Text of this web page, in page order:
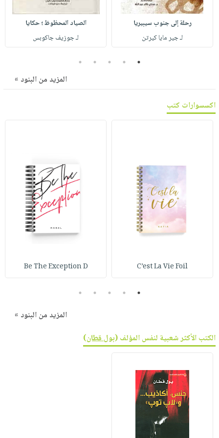
صابون
أطفال
مناسبات
فيديوهات
أسئلة
طرحها
وفرات
انشر
كتابك
عربة
التسوق
نشرة
رحلة إلى جنوب سيبيريا
لـ جير مايا كيرتن
الصياد المحظوظ ؛ حكايا
لـ جوزيف جاكوبس
1
2
3
4
5
المزيد من البنود »
اكسسوارات كتب
C’est La Vie Foil
Be The Exception D
1
2
3
4
5
المزيد من البنود »
الكتب الأكثر شعبية لنفس المؤلف (بول قطان)